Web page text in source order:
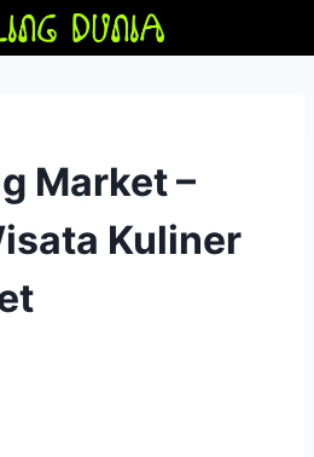
Market –
Kuliner